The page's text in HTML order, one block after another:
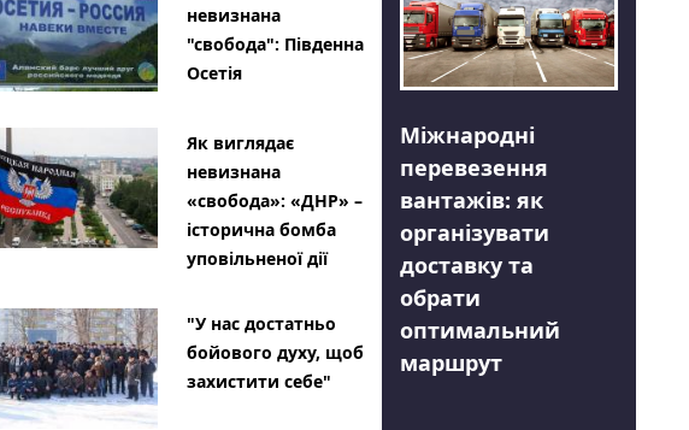
невизнана
"свобода": Південна
Осетія
Як виглядає
невизнана
«свобода»: «ДНР» –
історична бомба
уповільненої дії
"У нас достатньо
бойового духу, щоб
захистити себе"
Міжнародні
перевезення
вантажів: як
організувати
доставку та
обрати
оптимальний
маршрут